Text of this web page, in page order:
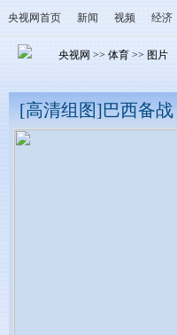
央视网首页 新闻 视频 经济
央视网 >> 体育 >> 图片
[高清组图]巴西备